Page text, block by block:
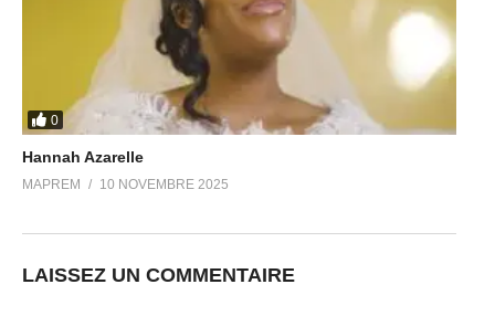
0
Hannah Azarelle
MAPREM 10 NOVEMBRE 2025
LAISSEZ UN COMMENTAIRE